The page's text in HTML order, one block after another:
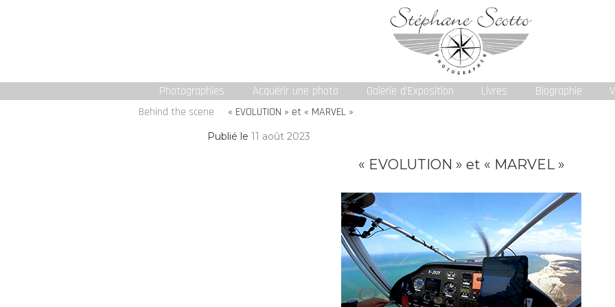
Photographies Acquérir une photo Galerie d’Exposition Livres Biographie
Behind the scene « EVOLUTION » et « MARVEL »
Publié le11 août 2023
« EVOLUTION » et « MARVEL »